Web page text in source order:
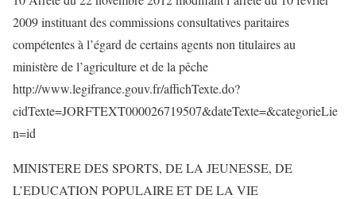
2009 instituant des commissions consultatives paritaires
compétentes à l’égard de certains agents non titulaires au
ministère de l’agriculture et de la pêche
http://www.legifrance.gouv.fr/affichTexte.do?
cidTexte=JORFTEXT000026719507&dateTexte=&categorieLie
n=id
MINISTERE DES SPORTS, DE LA JEUNESSE, DE
L’EDUCATION POPULAIRE ET DE LA VIE